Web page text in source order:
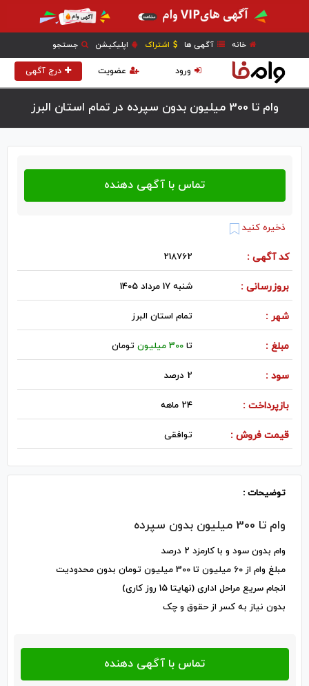
خانه آگهی ها اشتراک اپلیکیشن جستجو
درج آگهی عضویت ورود
وام تا 300 میلیون بدون سپرده در تمام استان البرز
ذخیره کنید
کد آگهی : 218762
بروزرسانی : شنبه 17 مرداد 1405
شهر : تمام استان البرز
مبلغ : تا300 میلیون تومان
سود : 2 درصد
بازپرداخت : 24 ماهه
قیمت فروش : توافقی
توضیحات :
وام تا 300 میلیون بدون سپرده
وام بدون سود و با کارمزد 2 درصد
مبلغ وام از 60 میلیون تا 300 میلیون تومان بدون محدودیت
انجام سریع مراحل اداری (نهایتا 15 روز کاری)
بدون نیاز به کسر از حقوق و چک